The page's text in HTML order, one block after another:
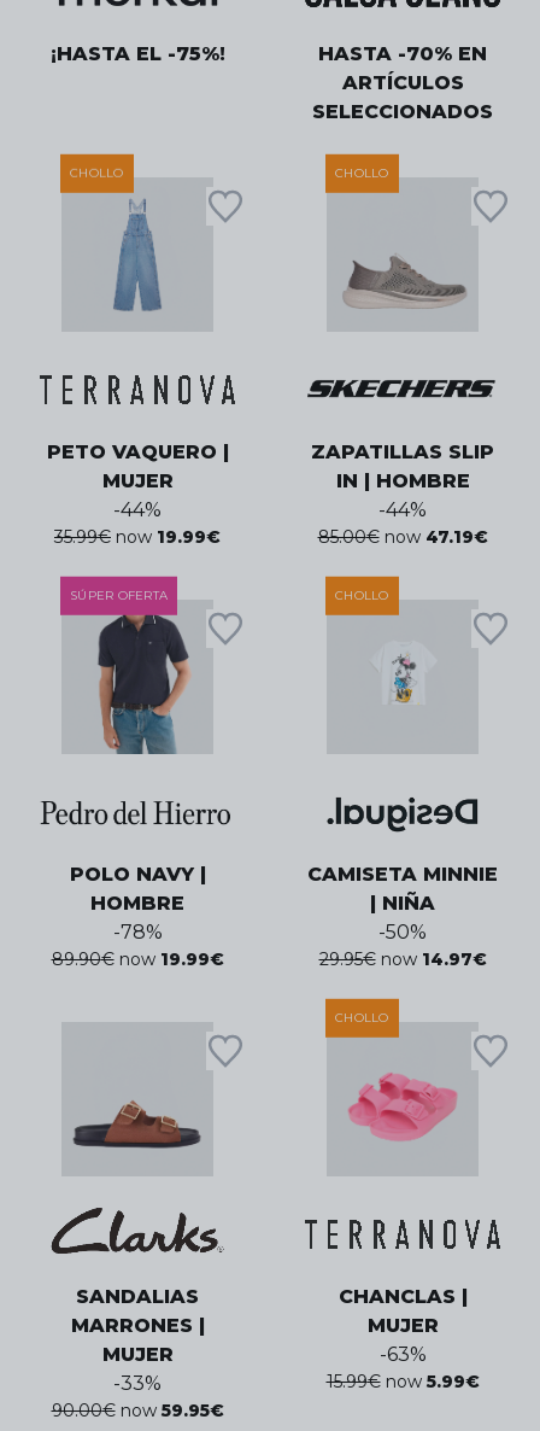
¡HASTA EL -75%!
HASTA -70% EN
ARTÍCULOS
SELECCIONADOS
CHOLLO
PETO VAQUERO |
MUJER
-44%
35.99€ now 19.99€
CHOLLO
ZAPATILLAS SLIP
IN | HOMBRE
-44%
85.00€ now 47.19€
SÚPER OFERTA
POLO NAVY |
HOMBRE
-78%
89.90€ now 19.99€
CHOLLO
CAMISETA MINNIE
| NIÑA
-50%
29.95€ now 14.97€
SANDALIAS
MARRONES |
MUJER
-33%
90.00€ now 59.95€
CHOLLO
CHANCLAS |
MUJER
-63%
15.99€ now 5.99€